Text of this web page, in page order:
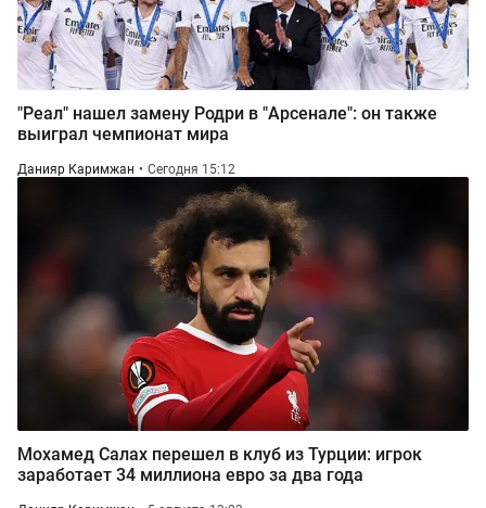
"Реал" нашел замену Родри в "Арсенале": он также
выиграл чемпионат мира
Данияр Каримжан Сегодня 15:12
Мохамед Салах перешел в клуб из Турции: игрок
заработает 34 миллиона евро за два года